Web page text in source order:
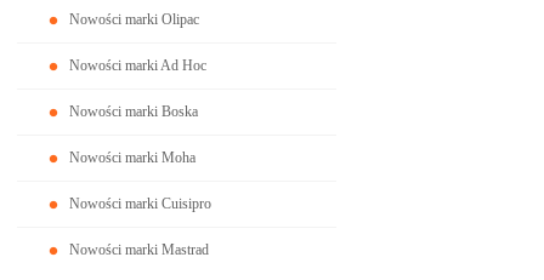
Nowości marki Olipac
Nowości marki Ad Hoc
Nowości marki Boska
Nowości marki Moha
Nowości marki Cuisipro
Nowości marki Mastrad